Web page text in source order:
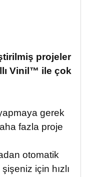
projeler
Vinil™ ile çok
gerek
fazla proje
otomatik
için hızlı